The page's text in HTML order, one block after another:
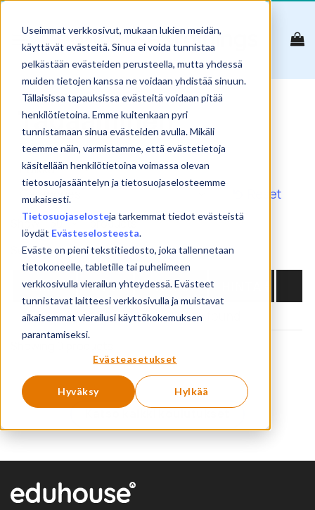
Useimmat verkkosivut, mukaan lukien meidän,
käyttävät evästeitä. Sinua ei voida tunnistaa
pelkästään evästeiden perusteella, mutta yhdessä
muiden tietojen kanssa ne voidaan yhdistää sinuun.
Tällaisissa tapauksissa evästeitä voidaan pitää
henkilötietoina. Emme kuitenkaan pyri
tunnistamaan sinua evästeiden avulla. Mikäli
teemme näin, varmistamme, että evästetietoja
käsitellään henkilötietoina voimassa olevan
tietosuojasääntelyn ja tietosuojaselosteemme
mukaisesti.
Tietosuojaselosteja tarkemmat tiedot evästeistä
löydät Evästeselosteesta.
Eväste on pieni tekstitiedosto, joka tallennetaan
tietokoneelle, tabletille tai puhelimeen
verkkosivulla vierailun yhteydessä. Evästeet
tunnistavat laitteesi verkkosivulla ja muistavat
aikaisemmat vierailusi käyttökokemuksen
parantamiseksi.
Evästeasetukset
Hyväksy Hylkää
Skip
content
Tapaaminen
Reset
Show
products
Search:
NIMI PVM PAIKKA
No matching products found.